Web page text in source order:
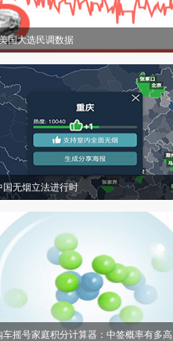
国大选民调数据
国无烟立法进行时
车摇号家庭积分计算器：中签概率有多高